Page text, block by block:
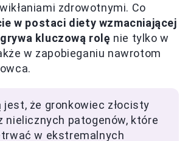
zdrowotnymi. Co
w postaci diety wzmacniającej
kluczową rolę nie tylko w
w zapobieganiu nawrotom
jest, że gronkowiec złocisty
nielicznych patogenów, które
w ekstremalnych